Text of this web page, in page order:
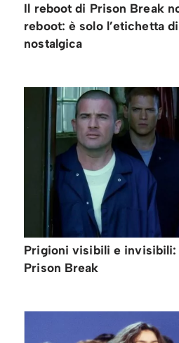
Il reboot di Prison Break
reboot: è solo l’etichetta
nostalgica
Prigioni visibili e invisibili:
Prison Break